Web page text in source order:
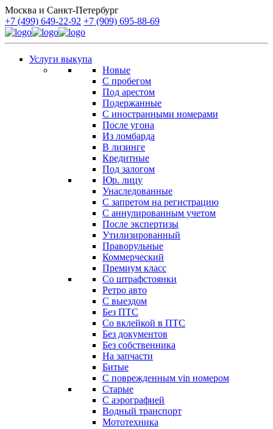
Москва и Санкт-Петербург
+7 (499) 649-22-92 +7 (909) 695-88-69
Услуги выкупа
Новые
С пробегом
Под арестом
Подержанные
С иностранными номерами
После угона
Из ломбарда
В лизинге
Кредитные
Под залогом
Юр. лицу
Унаследованные
С запретом на регистрацию
С аннулированным учетом
После экспертизы
Утилизированный
Праворульные
Коммерческий
Премиум класс
Со штрафстоянки
Ретро авто
С выездом
Без ПТС
Со вклейкой в ПТС
Без документов
Без собственника
На запчасти
Битые
С поврежденным vin номером
Старые
С аэрографией
Водный транспорт
Мототехника